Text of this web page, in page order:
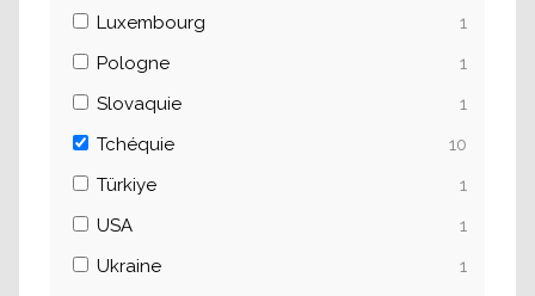
Luxembourg
1
Pologne
1
Slovaquie
1
Tchéquie
10
Türkiye
1
USA
1
Ukraine
1